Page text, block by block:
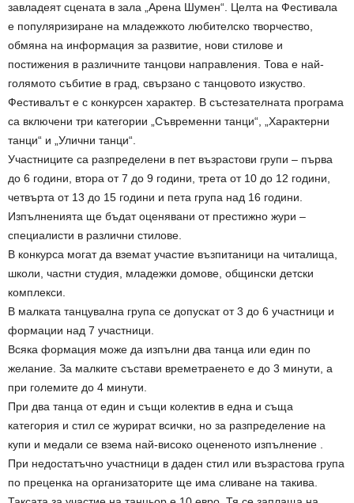
завладеят сцената в зала „Арена Шумен“. Целта на Фестивала
е популяризиране на младежкото любителско творчество,
обмяна на информация за развитие, нови стилове и
постижения в различните танцови направления. Това е най-
голямото събитие в град, свързано с танцовото изкуство.
Фестивалът е с конкурсен характер. В състезателната програма
са включени три категории „Съвременни танци“, „Характерни
танци“ и „Улични танци“.
Участниците са разпределени в пет възрастови групи – първа
до 6 години, втора от 7 до 9 години, трета от 10 до 12 години,
четвърта от 13 до 15 години и пета група над 16 години.
Изпълненията ще бъдат оценявани от престижно жури –
специалисти в различни стилове.
В конкурса могат да вземат участие възпитаници на читалища,
школи, частни студия, младежки домове, общински детски
комплекси.
В малката танцувална група се допускат от 3 до 6 участници и
формации над 7 участници.
Всяка формация може да изпълни два танца или един по
желание. За малките състави времетраенето е до 3 минути, а
при големите до 4 минути.
При два танца от един и същи колектив в една и съща
категория и стил се журират всички, но за разпределение на
купи и медали се взема най-високо оцененото изпълнение .
При недостатъчно участници в даден стил или възрастова група
по преценка на организаторите ще има сливане на такива.